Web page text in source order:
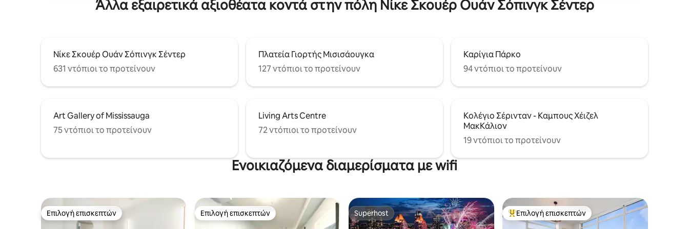
μικρές ομάδες.
Άλλα εξαιρετικά αξιοθέατα κοντά στην πόλη Νίκε Σκουέρ Ουάν Σόπινγκ Σέντερ
Νίκε Σκουέρ Ουάν Σόπινγκ Σέντερ
631 ντόπιοι το προτείνουν
Πλατεία Γιορτής Μισισάουγκα
127 ντόπιοι το προτείνουν
Καρίγια Πάρκο
94 ντόπιοι το προτείνουν
Art Gallery of Mississauga
75 ντόπιοι το προτείνουν
Living Arts Centre
72 ντόπιοι το προτείνουν
Κολέγιο Σέρινταν - Καμπους Χέιζελ
ΜακΚάλιον
19 ντόπιοι το προτείνουν
Ενοικιαζόμενα διαμερίσματα με wifi
Επιλογή επισκεπτών
Επιλογή επισκεπτών Επιλογή επισκεπτών
Επιλογή επισκεπτών Superhost
Superhost Κορυφαία επιλογή επισκεπτών
Επιλογή επισκεπτών